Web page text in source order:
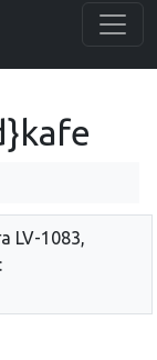
LV-1083,